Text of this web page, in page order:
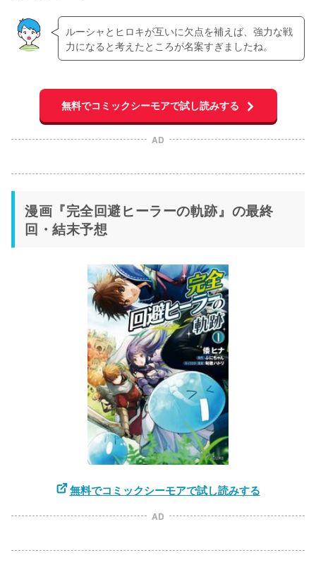
ルーシャとヒロキが互いに欠点を補えば、強力な戦
力になると考えたところが名案すぎましたね。
無料でコミックシーモアで試し読みする
AD
漫画『完全回避ヒーラーの軌跡』の最終
回・結末予想
無料でコミックシーモアで試し読みする
AD